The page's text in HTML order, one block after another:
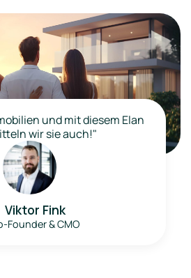
und mit diesem Elan
wir sie auch!"
Viktor Fink
Founder & CMO